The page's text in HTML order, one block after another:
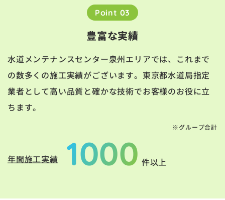
Point 03
豊富な実績
水道メンテナンスセンター泉州エリアでは、これまで
の数多くの施工実績がございます。東京都水道局指定
業者として高い品質と確かな技術でお客様のお役に立
ちます。
※グループ合計
年間施工実績 1000 件以上